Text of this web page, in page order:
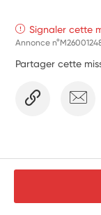
Signaler cette
Annonce
Partager cette